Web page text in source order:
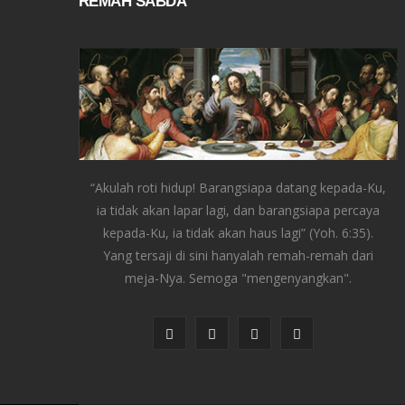
“Akulah roti hidup! Barangsiapa datang kepada-Ku,
ia tidak akan lapar lagi, dan barangsiapa percaya
kepada-Ku, ia tidak akan haus lagi” (Yoh. 6:35).
Yang tersaji di sini hanyalah remah-remah dari
meja-Nya. Semoga "mengenyangkan".